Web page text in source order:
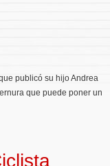
publicó su hijo Andrea
que puede poner un